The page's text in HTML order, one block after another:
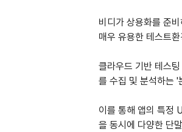
비디가 상용화를 준
매우 유용한 테스트
클라우드 기반 테스
를 수집 및 분석하는 '
이를 통해 앱의 특정
을 동시에 다양한 단